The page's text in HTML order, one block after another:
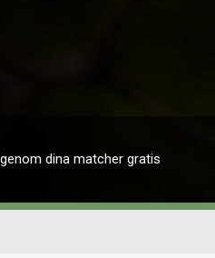
dina matcher gratis